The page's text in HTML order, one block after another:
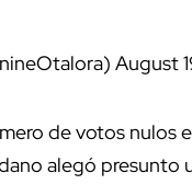
August
de votos nulos
alegó presunto